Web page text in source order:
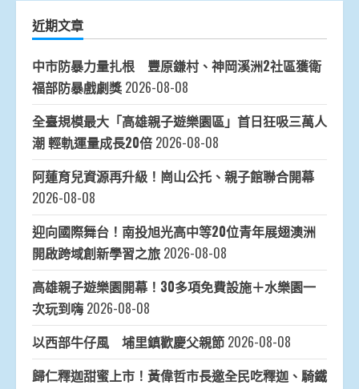
近期文章
中市防暴力量扎根 豐原鎌村、神岡溪洲2社區獲衛
福部防暴戲劇獎 2026-08-08
全臺規模最大「高雄親子遊樂園區」首日狂吸三萬人
潮 輕軌運量成長20倍 2026-08-08
阿蓮育兒資源再升級！崗山公托、親子館聯合開幕
2026-08-08
迎向國際舞台！南投旭光高中等20位青年展翅澳洲
開啟跨域創新學習之旅 2026-08-08
高雄親子遊樂園開幕！30多項免費設施＋水樂園一
次玩到嗨 2026-08-08
以西部牛仔風 埔里鎮歡慶父親節 2026-08-08
歸仁釋迦甜蜜上市！黃偉哲市長邀全民吃釋迦、騎鐵